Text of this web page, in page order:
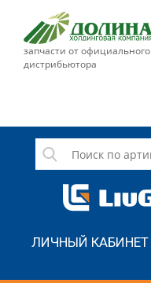
запчасти от официального
дистрибьютора
СЕРВИС
НОВОСТИ
ЛИЧНЫЙ КАБИНЕТ